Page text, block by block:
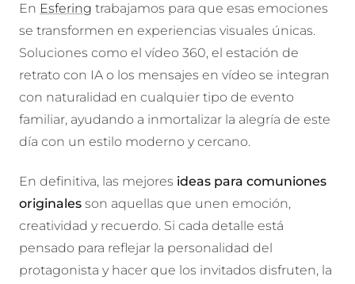
En Esfering trabajamos para que esas emociones
se transformen en experiencias visuales únicas.
Soluciones como el vídeo 360, el estación de
retrato con IA o los mensajes en vídeo se integran
con naturalidad en cualquier tipo de evento
familiar, ayudando a inmortalizar la alegría de este
día con un estilo moderno y cercano.
En definitiva, las mejores ideas para comuniones
originales son aquellas que unen emoción,
creatividad y recuerdo. Si cada detalle está
pensado para reflejar la personalidad del
protagonista y hacer que los invitados disfruten, la